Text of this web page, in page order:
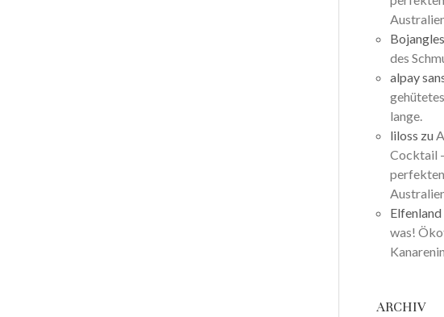
Bojangles
des
alpay
lange.
liloss zu
Cocktail
Elfenland
was!
ARCHIV